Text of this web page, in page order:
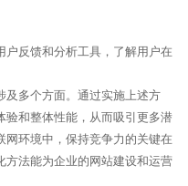
户反馈和分析工具，了解用户在
及多个方面。通过实施上述方
验和整体性能，从而吸引更多潜
环境中，保持竞争力的关键在
方法能为企业的网站建设和运营